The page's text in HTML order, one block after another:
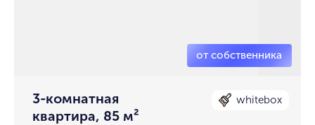
3-комнатная
квартира, 85 м²
whitebox